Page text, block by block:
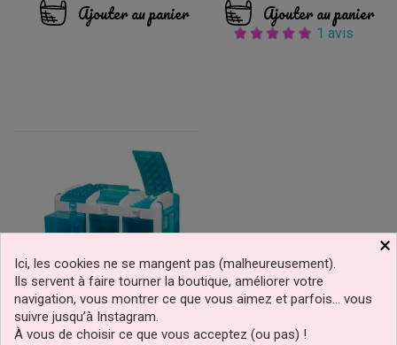
Ajouter au panier Ajouter au panier
1 avis
Valise Coffre À Outils
×
Ici, les cookies ne se mangent pas (malheureusement).
Ils servent à faire tourner la boutique, améliorer votre
navigation, vous montrer ce que vous aimez et parfois… vous
suivre jusqu’à Instagram.
À vous de choisir ce que vous acceptez (ou pas) !